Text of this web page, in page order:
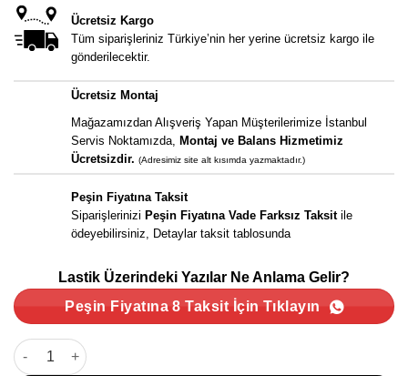
Ücretsiz Kargo
Tüm siparişleriniz Türkiye’nin her yerine ücretsiz kargo ile
gönderilecektir.
Ücretsiz Montaj
Mağazamızdan Alışveriş Yapan Müşterilerimize İstanbul
Servis Noktamızda, Montaj ve Balans Hizmetimiz
Ücretsizdir. (Adresimiz site alt kısımda yazmaktadır.)
Peşin Fiyatına Taksit
Siparişlerinizi Peşin Fiyatına Vade Farksız Taksitile
ödeyebilirsiniz, Detaylar taksit tablosunda
Lastik Üzerindeki Yazılar Ne Anlama Gelir?
Peşin Fiyatına 8 Taksit İçin Tıklayın
315/35 R20 110Y XL Triangle EffeXSport TH202 Yazlık Lastik